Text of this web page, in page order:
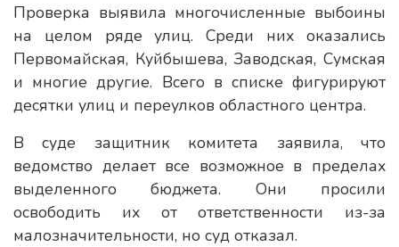
Проверка выявила многочисленные выбоины
на целом ряде улиц. Среди них оказались
Первомайская, Куйбышева, Заводская, Сумская
и многие другие. Всего в списке фигурируют
десятки улиц и переулков областного центра.
В суде защитник комитета заявила, что
ведомство делает все возможное в пределах
выделенного бюджета. Они просили
освободить их от ответственности из-за
малозначительности, но суд отказал.